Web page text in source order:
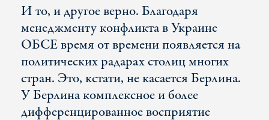
И то, и другое верно. Благодаря
менеджменту конфликта в Украине
ОБСЕ время от времени появляется на
политических радарах столиц многих
стран. Это, кстати, не касается Берлина.
У Берлина комплексное и более
дифференцированное восприятие